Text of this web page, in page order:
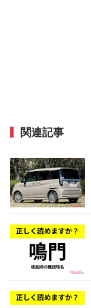
関連記事